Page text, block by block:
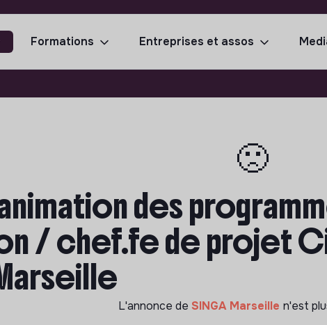
Formations Entreprises et assos
🙁
des
/ chef.fe de projet
L'annonce de SINGA Marseille n'est